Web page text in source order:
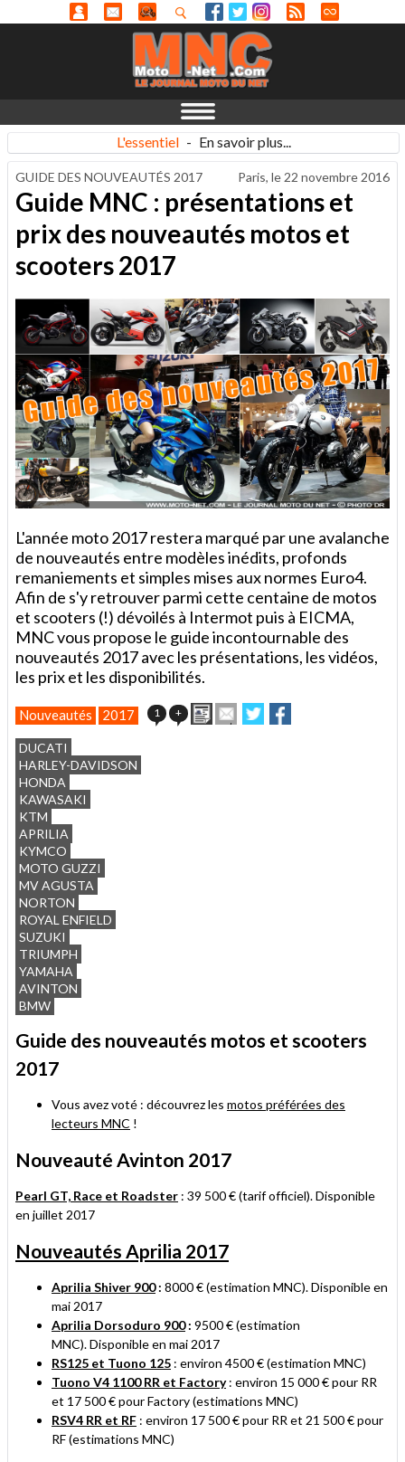
L'essentiel - En savoir plus...
GUIDE DES NOUVEAUTÉS 2017 Paris, le 22 novembre 2016
Guide MNC : présentations et
prix des nouveautés motos et
scooters 2017
L'année moto 2017 restera marqué par une avalanche
de nouveautés entre modèles inédits, profonds
remaniements et simples mises aux normes Euro4.
Afin de s'y retrouver parmi cette centaine de motos
et scooters (!) dévoilés à Intermot puis à EICMA,
MNC vous propose le guide incontournable des
nouveautés 2017 avec les présentations, les vidéos,
les prix et les disponibilités.
Nouveautés 2017 1 + ImprimerEnvoyer
cet
Partager
sur
sur
DUCATI
HARLEY-DAVIDSON
HONDA
KAWASAKI
KTM
APRILIA
KYMCO
MOTO GUZZI
MV AGUSTA
NORTON
ROYAL ENFIELD
SUZUKI
TRIUMPH
YAMAHA
AVINTON
BMW
Guide des nouveautés motos et scooters
2017
Vous avez voté : découvrez les motos préférées des
lecteurs MNC !
Nouveauté Avinton 2017
Pearl GT, Race et Roadster : 39 500 € (tarif officiel). Disponible
en juillet 2017
Nouveautés Aprilia 2017
Aprilia Shiver 900: 8000 €(estimation MNC). Disponible en
mai 2017
Aprilia Dorsoduro 900: 9500 € (estimation
MNC).Disponible en mai 2017
RS125 et Tuono 125 : environ 4500 € (estimation MNC)
Tuono V4 1100 RR et Factory : environ 15 000 € pour RR
et 17 500 € pour Factory(estimations MNC)
RSV4 RR et RF : environ 17 500 € pour RR et 21 500 € pour
RF (estimations MNC)